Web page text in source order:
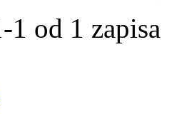
1 od 1 zapisa